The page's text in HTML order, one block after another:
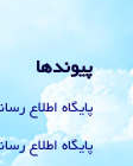
پیوندها
پایگاه اطلاع
پایگاه اطلاع